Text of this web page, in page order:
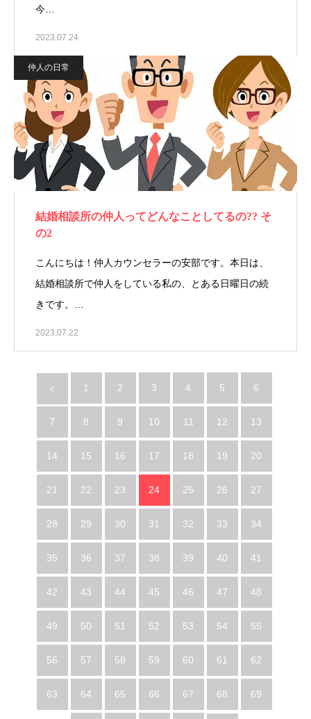
今…
2023.07.24
仲人の日常
結婚相談所の仲人ってどんなことしてるの?? そ
の2
こんにちは！仲人カウンセラーの安部です。本日は、
結婚相談所で仲人をしている私の、とある日曜日の続
きです。…
2023.07.22
1 2 3 4 5 6
7 8 9 10 11 12 13
14 15 16 17 18 19 20
21 22 23 24 25 26 27
28 29 30 31 32 33 34
35 36 37 38 39 40 41
42 43 44 45 46 47 48
49 50 51 52 53 54 55
56 57 58 59 60 61 62
63 64 65 66 67 68 69